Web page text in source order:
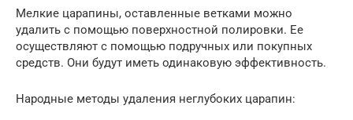
Мелкие царапины, оставленные ветками можно
удалить с помощью поверхностной полировки. Ее
осуществляют с помощью подручных или покупных
средств. Они будут иметь одинаковую эффективность.
Народные методы удаления неглубоких царапин: